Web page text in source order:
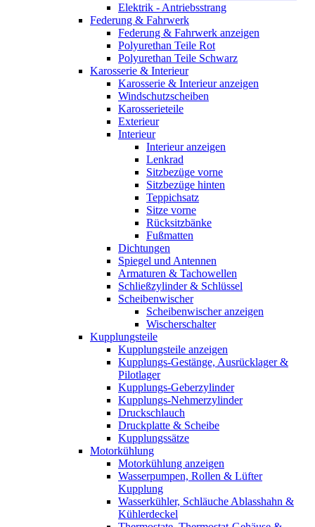
Elektrik - Antriebsstrang
Federung & Fahrwerk
Federung & Fahrwerk anzeigen
Polyurethan Teile Rot
Polyurethan Teile Schwarz
Karosserie & Interieur
Karosserie & Interieur anzeigen
Windschutzscheiben
Karosserieteile
Exterieur
Interieur
Interieur anzeigen
Lenkrad
Sitzbezüge vorne
Sitzbezüge hinten
Teppichsatz
Sitze vorne
Rücksitzbänke
Fußmatten
Dichtungen
Spiegel und Antennen
Armaturen & Tachowellen
Schließzylinder & Schlüssel
Scheibenwischer
Scheibenwischer anzeigen
Wischerschalter
Kupplungsteile
Kupplungsteile anzeigen
Kupplungs-Gestänge, Ausrücklager &
Pilotlager
Kupplungs-Geberzylinder
Kupplungs-Nehmerzylinder
Druckschlauch
Druckplatte & Scheibe
Kupplungssätze
Motorkühlung
Motorkühlung anzeigen
Wasserpumpen, Rollen & Lüfter
Kupplung
Wasserkühler, Schläuche Ablasshahn &
Kühlerdeckel